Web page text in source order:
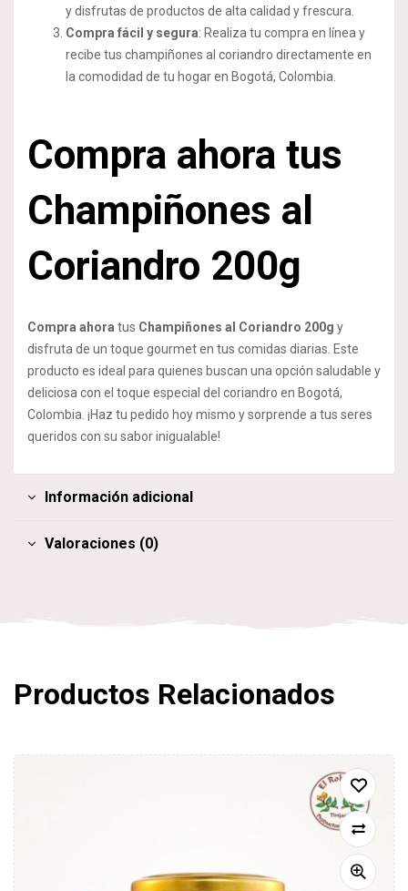
y disfrutas de productos de alta calidad y frescura.
Compra fácil y segura: Realiza tu compra en línea y
recibe tus champiñones al coriandro directamente en
la comodidad de tu hogar en Bogotá, Colombia.
Compra ahora tus
Champiñones al
Coriandro 200g
Compra ahora tus Champiñones al Coriandro 200g y
disfruta de un toque gourmet en tus comidas diarias. Este
producto es ideal para quienes buscan una opción saludable y
deliciosa con el toque especial del coriandro en Bogotá,
Colombia. ¡Haz tu pedido hoy mismo y sorprende a tus seres
queridos con su sabor inigualable!
Información adicional
Valoraciones (0)
Productos Relacionados